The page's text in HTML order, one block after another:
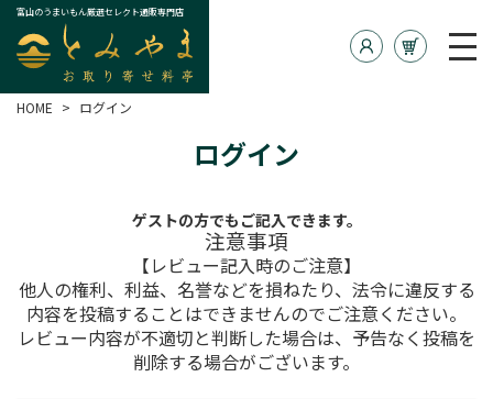
富山のうまいもん厳選セレクト通販専門店
HOME ログイン
ログイン
ゲストの方でもご記入できます。
注意事項
【レビュー記入時のご注意】
他人の権利、利益、名誉などを損ねたり、法令に違反する
内容を投稿することはできませんのでご注意ください。
レビュー内容が不適切と判断した場合は、予告なく投稿を
削除する場合がございます。